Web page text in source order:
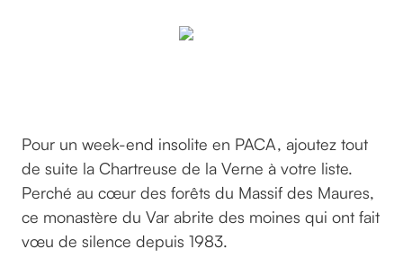
Pour un week-end insolite en PACA, ajoutez tout
de suite la Chartreuse de la Verne à votre liste.
Perché au cœur des forêts du Massif des Maures,
ce monastère du Var abrite des moines qui ont fait
vœu de silence depuis 1983.